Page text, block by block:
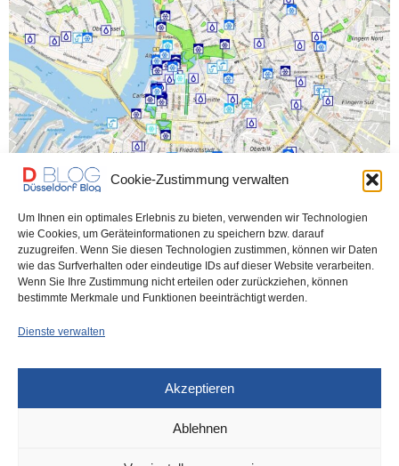
Cookie-Zustimmung verwalten
Um Ihnen ein optimales Erlebnis zu bieten, verwenden wir Technologien
wie Cookies, um Geräteinformationen zu speichern bzw. darauf
zuzugreifen. Wenn Sie diesen Technologien zustimmen, können wir Daten
wie das Surfverhalten oder eindeutige IDs auf dieser Website verarbeiten.
Wenn Sie Ihre Zustimmung nicht erteilen oder zurückziehen, können
bestimmte Merkmale und Funktionen beeinträchtigt werden.
Dienste verwalten
Akzeptieren
Ablehnen
DÜSSELDORF 26. MAI 2026
Stadt erleichtert Freizeitplanung:
„Karte der kühlen Orte“
Im Schatten ist es kühler als in der Sonne. Im Wald ist es bei